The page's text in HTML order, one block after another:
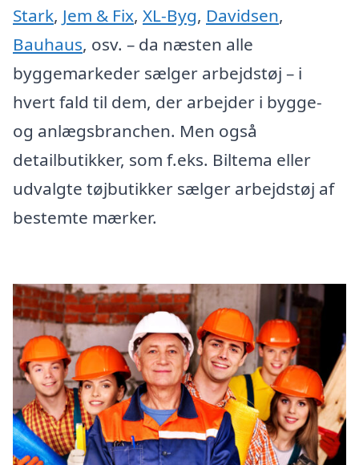
Stark, Jem & Fix, XL-Byg, Davidsen,
Bauhaus, osv. – da næsten alle
byggemarkeder sælger arbejdstøj – i
hvert fald til dem, der arbejder i bygge-
og anlægsbranchen. Men også
detailbutikker, som f.eks. Biltema eller
udvalgte tøjbutikker sælger arbejdstøj af
bestemte mærker.